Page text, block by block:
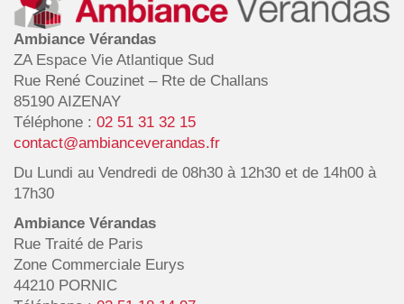
Ambiance Vérandas
ZA Espace Vie Atlantique Sud
Rue René Couzinet – Rte de Challans
85190 AIZENAY
Téléphone : 02 51 31 32 15
contact@ambianceverandas.fr
Du Lundi au Vendredi de 08h30 à 12h30 et de 14h00 à
17h30
Ambiance Vérandas
Rue Traité de Paris
Zone Commerciale Eurys
44210 PORNIC